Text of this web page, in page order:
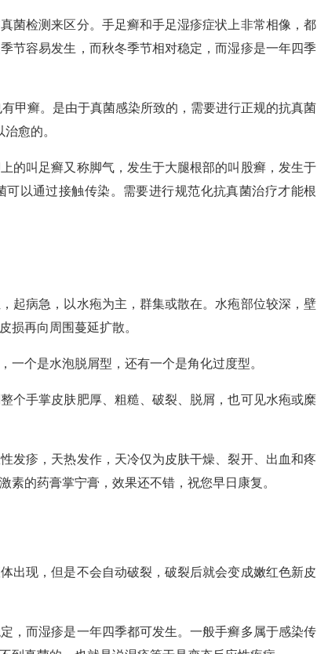
菌检测来区分。手足癣和手足湿疹症状上非常相像，都
节容易发生，而秋冬季节相对稳定，而湿疹是一年四季
甲癣。是由于真菌感染所致的，需要进行正规的抗真菌
愈的。
的叫足癣又称脚气，发生于大腿根部的叫股癣，发生于
以通过接触传染。需要进行规范化抗真菌治疗才能根
起病急，以水疱为主，群集或散在。水疱部位较深，壁
损再向周围蔓延扩散。
个是水泡脱屑型，还有一个是角化过度型。
个手掌皮肤肥厚、粗糙、破裂、脱屑，也可见水疱或糜
发疹，天热发作，天冷仅为皮肤干燥、裂开、出血和疼
的药膏掌宁膏，效果还不错，祝您早日康复。
出现，但是不会自动破裂，破裂后就会变成嫩红色新皮
，而湿疹是一年四季都可发生。一般手癣多属于感染传